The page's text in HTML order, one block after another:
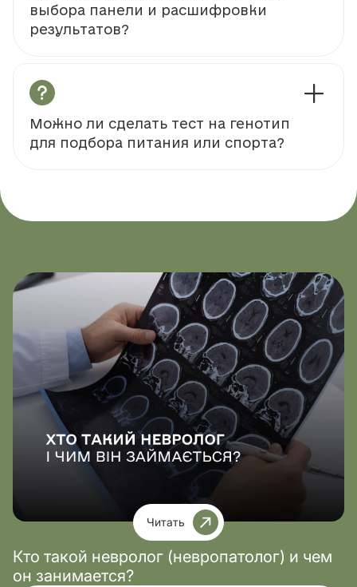
выбора панели и расшифровки
результатов?
Можно ли сделать тест на генотип
для подбора питания или спорта?
Читать
Кто такой невролог (невропатолог) и чем
он занимается?